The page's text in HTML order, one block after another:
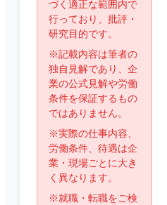
づく適正な範囲内で
行っており、批評・
研究目的です。
※記載内容は筆者の
独自見解であり、企
業の公式見解や労働
条件を保証するもの
ではありません。
※実際の仕事内容、
労働条件、待遇は企
業・現場ごとに大き
く異なります。
※就職・転職をご検